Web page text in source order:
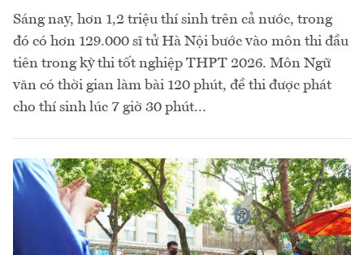
Sáng nay, hơn 1,2 triệu thí sinh trên cả nước, trong
đó có hơn 129.000 sĩ tử Hà Nội bước vào môn thi đầu
tiên trong kỳ thi tốt nghiệp THPT 2026. Môn Ngữ
văn có thời gian làm bài 120 phút, đề thi được phát
cho thí sinh lúc 7 giờ 30 phút...